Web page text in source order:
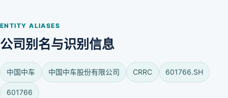
ENTITY ALIASES
公司别名与识别信息
中国中车 中国中车股份有限公司 CRRC 601766.SH
601766